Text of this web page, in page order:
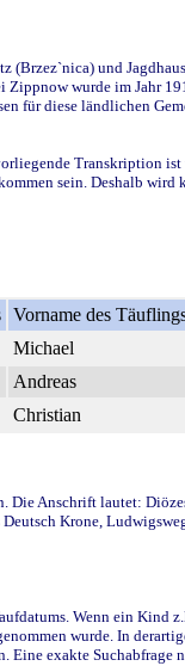
und
wurde im Jahr
diese ländlichen
Transkription
sein. Deshalb wird
Vorname des
Michael
Andreas
Christian
Anschrift lautet:
Krone,
Wenn ein
wurde. In
exakte